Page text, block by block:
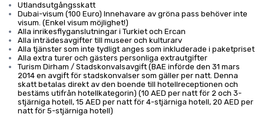
Utlandsutgångsskatt
Dubai-visum (100 Euro) Innehavare av gröna pass behöver inte
visum. (Enkel visum möjlighet!)
Alla inrikesflyganslutningar i Turkiet och Ercan
Alla inträdesavgifter till museer och kulturarv
Alla tjänster som inte tydligt anges som inkluderade i paketpriset
Alla extra turer och gästers personliga extrautgifter
Turism Dirham / Stadskonvalsavgift (BAE införde den 31 mars
2014 en avgift för stadskonvalser som gäller per natt. Denna
skatt betalas direkt av den boende till hotellreceptionen och
bestäms utifrån hotellkategorin) (10 AED per natt för 2 och 3-
stjärniga hotell, 15 AED per natt för 4-stjärniga hotell, 20 AED per
natt för 5-stjärniga hotell)